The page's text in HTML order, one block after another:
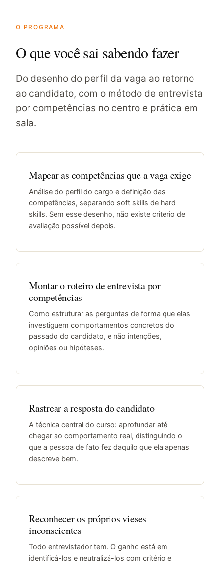
O PROGRAMA
O que você sai sabendo fazer
Do desenho do perfil da vaga ao retorno
ao candidato, com o método de entrevista
por competências no centro e prática em
sala.
Mapear as competências que a vaga exige
Análise do perfil do cargo e definição das
competências, separando soft skills de hard
skills. Sem esse desenho, não existe critério de
avaliação possível depois.
Montar o roteiro de entrevista por
competências
Como estruturar as perguntas de forma que elas
investiguem comportamentos concretos do
passado do candidato, e não intenções,
opiniões ou hipóteses.
Rastrear a resposta do candidato
A técnica central do curso: aprofundar até
chegar ao comportamento real, distinguindo o
que a pessoa de fato fez daquilo que ela apenas
descreve bem.
Reconhecer os próprios vieses
inconscientes
Todo entrevistador tem. O ganho está em
identificá-los e neutralizá-los com critério e